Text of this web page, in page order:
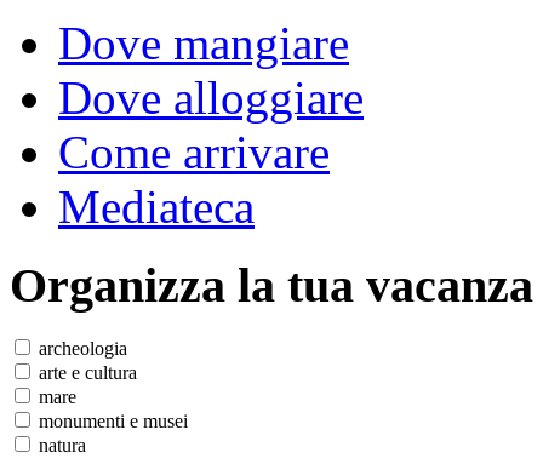
Dove mangiare
Dove alloggiare
Come arrivare
Mediateca
Organizza la tua vacanza
archeologia
arte e cultura
mare
monumenti e musei
natura